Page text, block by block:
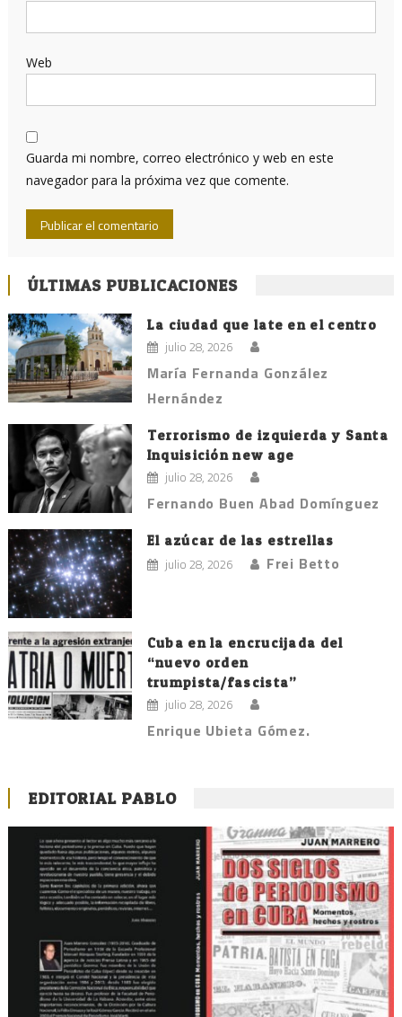
Web
Guarda mi nombre, correo electrónico y web en este
navegador para la próxima vez que comente.
ÚLTIMAS PUBLICACIONES
La ciudad que late en el centro
julio 28, 2026
María Fernanda González
Hernández
Terrorismo de izquierda y Santa
Inquisición new age
julio 28, 2026
Fernando Buen Abad Domínguez
El azúcar de las estrellas
julio 28, 2026 Frei Betto
Cuba en la encrucijada del
“nuevo orden
trumpista/fascista”
julio 28, 2026
Enrique Ubieta Gómez.
EDITORIAL PABLO